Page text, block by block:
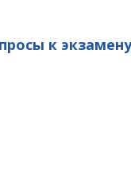
к экзамену